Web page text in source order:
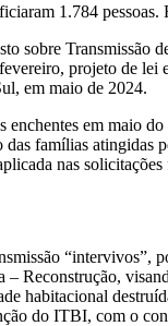
1.784
sobre
projeto de
em maio de 2024.
em maio
famílias
nas solicitações
“intervivos”,
Reconstrução,
habitacional
do ITBI, com o